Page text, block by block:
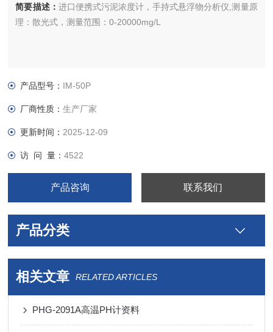
简要描述： 进口便携式污泥浓度计，手持式悬浮物分析仪,测量原
理：散光式，测量范围：0-20000mg/L
产品型号： IM-50P
厂商性质：生产厂家
更新时间： 2025-12-09
访 问 量：4522
产品咨询 联系我们
产品分类
相关文章 RELATED ARTICLES
PHG-2091A高温PH计资料